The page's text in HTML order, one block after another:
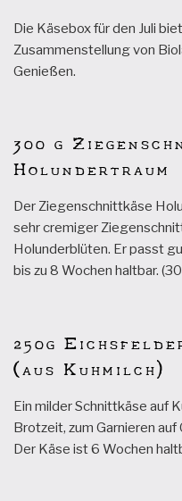
Die Käsebox für den Juli
Zusammenstellung von
Genießen.
300 g
Holundertraum
Der Ziegenschnittkäse
sehr cremiger
Holunderblüten. Er passt
bis zu 8 Wochen haltbar.
250g
(aus Kuhmilch)
Ein milder Schnittkäse auf
Brotzeit, zum Garnieren
Der Käse ist 6 Wochen